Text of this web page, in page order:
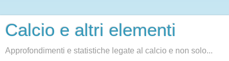
Calcio e altri elementi
Approfondimenti e statistiche legate al calcio e non solo...